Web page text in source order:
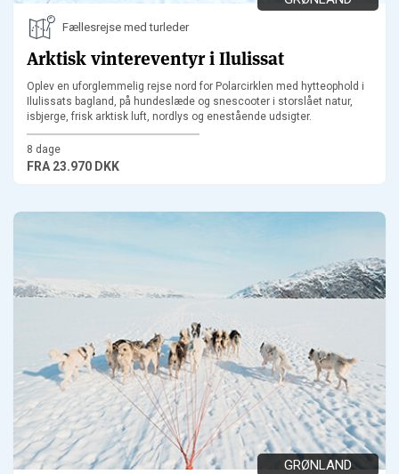
Fællesrejse med turleder
Arktisk vintereventyr i Ilulissat
Oplev en uforglemmelig rejse nord for Polarcirklen med hytteophold i
Ilulissats bagland, på hundeslæde og snescooter i storslået natur,
isbjerge, frisk arktisk luft, nordlys og enestående udsigter.
8 dage
FRA 23.970 DKK
GRØNLAND